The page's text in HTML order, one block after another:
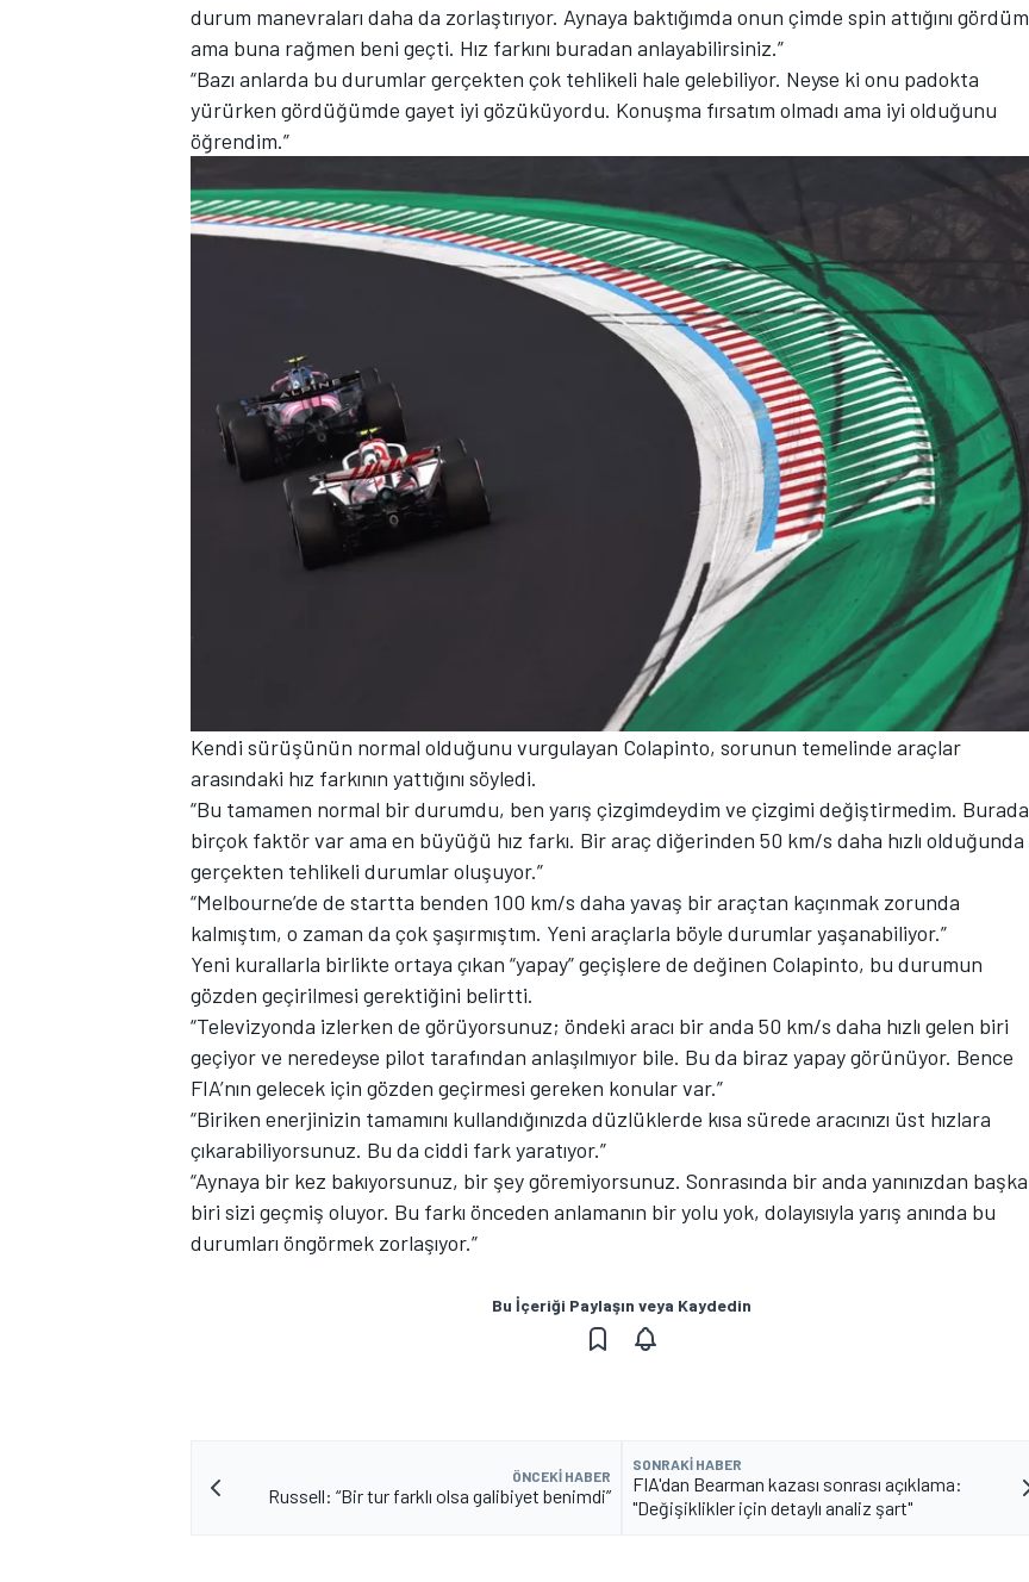
MOTOSİKLET
durum manevraları daha da zorlaştırıyor. Aynaya baktığımda onun çimde spin attığını gördüm
ama buna rağmen beni geçti. Hız farkını buradan anlayabilirsiniz.”
“Bazı anlarda bu durumlar gerçekten çok tehlikeli hale gelebiliyor. Neyse ki onu padokta
yürürken gördüğümde gayet iyi gözüküyordu. Konuşma fırsatım olmadı ama iyi olduğunu
öğrendim.”
Kendi sürüşünün normal olduğunu vurgulayan Colapinto, sorunun temelinde araçlar
arasındaki hız farkının yattığını söyledi.
“Bu tamamen normal bir durumdu, ben yarış çizgimdeydim ve çizgimi değiştirmedim. Burada
birçok faktör var ama en büyüğü hız farkı. Bir araç diğerinden 50 km/s daha hızlı olduğunda
gerçekten tehlikeli durumlar oluşuyor.”
“Melbourne’de de startta benden 100 km/s daha yavaş bir araçtan kaçınmak zorunda
kalmıştım, o zaman da çok şaşırmıştım. Yeni araçlarla böyle durumlar yaşanabiliyor.”
Yeni kurallarla birlikte ortaya çıkan “yapay” geçişlere de değinen Colapinto, bu durumun
gözden geçirilmesi gerektiğini belirtti.
“Televizyonda izlerken de görüyorsunuz; öndeki aracı bir anda 50 km/s daha hızlı gelen biri
geçiyor ve neredeyse pilot tarafından anlaşılmıyor bile. Bu da biraz yapay görünüyor. Bence
FIA’nın gelecek için gözden geçirmesi gereken konular var.”
“Biriken enerjinizin tamamını kullandığınızda düzlüklerde kısa sürede aracınızı üst hızlara
çıkarabiliyorsunuz. Bu da ciddi fark yaratıyor.”
“Aynaya bir kez bakıyorsunuz, bir şey göremiyorsunuz. Sonrasında bir anda yanınızdan başka
biri sizi geçmiş oluyor. Bu farkı önceden anlamanın bir yolu yok, dolayısıyla yarış anında bu
durumları öngörmek zorlaşıyor.”
Bu İçeriği Paylaşın veya Kaydedin
ÖNCEKI HABER
Russell: “Bir tur farklı olsa galibiyet benimdi”
SONRAKI HABER
FIA'dan Bearman kazası sonrası açıklama:
"Değişiklikler için detaylı analiz şart"